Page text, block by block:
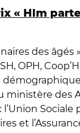
« Hlm
des âgés
OPH,
ministère des
Sociale
et